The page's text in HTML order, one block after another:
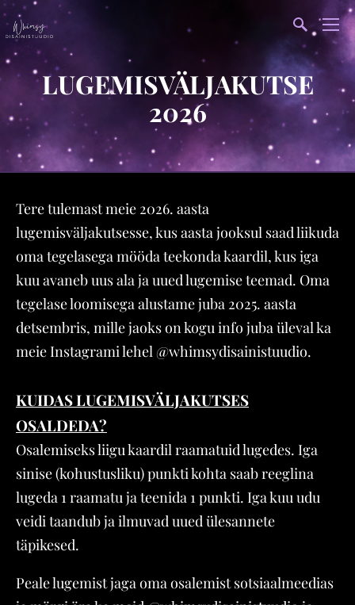
LUGEMISVÄLJAKUTSE
2026
Tere tulemast meie 2026. aasta
lugemisväljakutsesse, kus aasta jooksul saad liikuda
oma tegelasega mööda teekonda kaardil, kus iga
kuu avaneb uus ala ja uued lugemise teemad. Oma
tegelase loomisega alustame juba 2025. aasta
detsembris, mille jaoks on kogu info juba üleval ka
meie Instagrami lehel@whimsydisainistuudio.
KUIDAS LUGEMISVÄLJAKUTSES
OSALDEDA?
Osalemiseks liigu kaardil raamatuid lugedes. Iga
sinise (kohustusliku) punkti kohta saab reeglina
lugeda 1 raamatu ja teenida 1 punkti. Iga kuu udu
veidi taandub ja ilmuvad uued ülesannete
täpikesed.
Peale lugemist jaga oma osalemist sotsiaalmeedias